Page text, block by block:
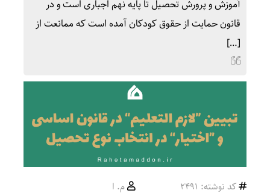
آموزش و پرورش تحصیل تا پایه نهم اجباری است و در
قانون حمایت از حقوق کودکان آمده است که ممانعت از
[…]
کد نوشته: 2491
م. ا